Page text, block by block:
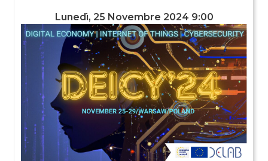
Lunedì, 25 Novembre 2024 9:00